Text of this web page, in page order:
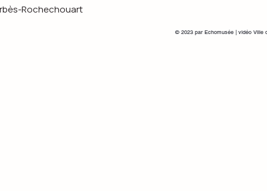
© 2023 par Echomusée | vidéo Ville
Rochechouart